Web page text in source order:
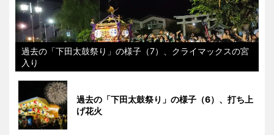
過去の「下田太鼓祭り」の様子（7）、クライマックスの宮
入り
過去の「下田太鼓祭り」の様子（6）、打ち上
げ花火